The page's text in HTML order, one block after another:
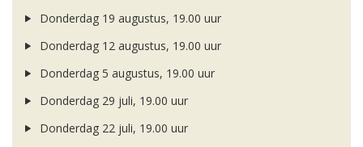
Donderdag 19 augustus, 19.00 uur
Donderdag 12 augustus, 19.00 uur
Donderdag 5 augustus, 19.00 uur
Donderdag 29 juli, 19.00 uur
Donderdag 22 juli, 19.00 uur